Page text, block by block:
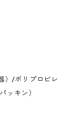
）/ポリプロピレ
ッキン）